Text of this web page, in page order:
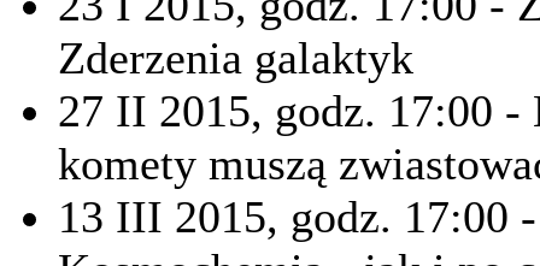
Zderzenia galaktyk
27 II 2015, godz. 17:00
komety muszą
13 III 2015, godz. 17:00